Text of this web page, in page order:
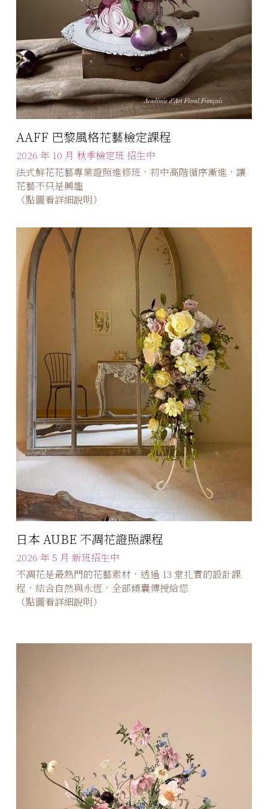
AAFF 巴黎風格花藝檢定課程
2026 年 10 月 秋季檢定班 招生中
法式鮮花花藝專業證照進修班，初中高階循序漸進，讓
花藝不只是興趣
（點圖看詳細說明）
日本 AUBE 不凋花證照課程
2026 年 5 月 新班招生中
不凋花是最熱門的花藝素材，透過 13 堂扎實的設計課
程，結合自然與永恆，全部傾囊傳授給您
（點圖看詳細說明）